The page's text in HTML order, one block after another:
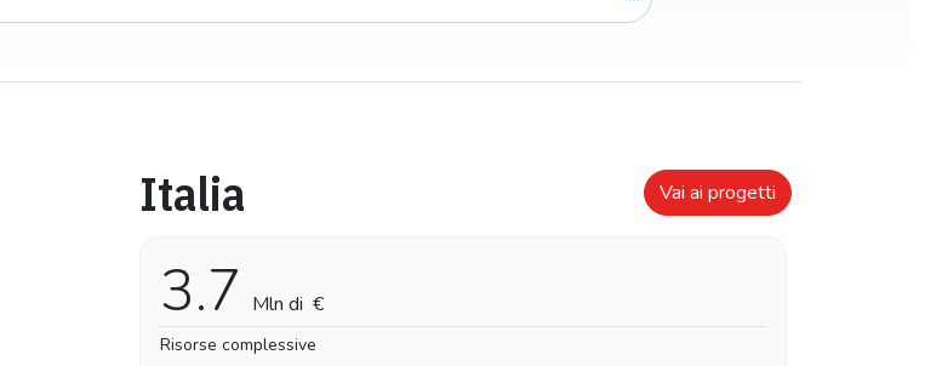
Complessivo
Italia Vai ai progetti
3.7 Mln di €
Risorse complessive